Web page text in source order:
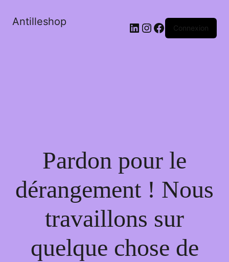
Antilleshop LinkedIn
Instagram
Facebook
Connexion
Pardon pour le
dérangement ! Nous
travaillons sur
quelque chose de